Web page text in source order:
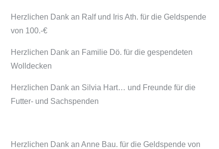
Herzlichen Dank an Ralf und Iris Ath. für die Geldspende
von 100.-€
Herzlichen Dank an Familie Dö. für die gespendeten
Wolldecken
Herzlichen Dank an Silvia Hart… und Freunde für die
Futter- und Sachspenden
Herzlichen Dank an Anne Bau. für die Geldspende von